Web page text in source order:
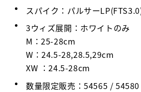
スパイク：パルサー
3ウィズ展開：ホワイトのみ
M：25-28cm
W：24.5-28,28.5,29cm
XW ：24.5-28cm
数量限定販売：54565 / 54580